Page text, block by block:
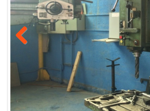
Previous